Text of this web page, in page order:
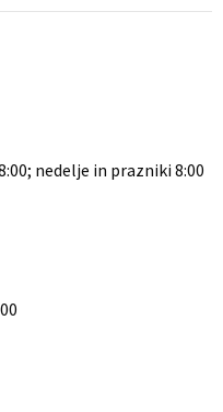
nedelje in prazniki 8:00